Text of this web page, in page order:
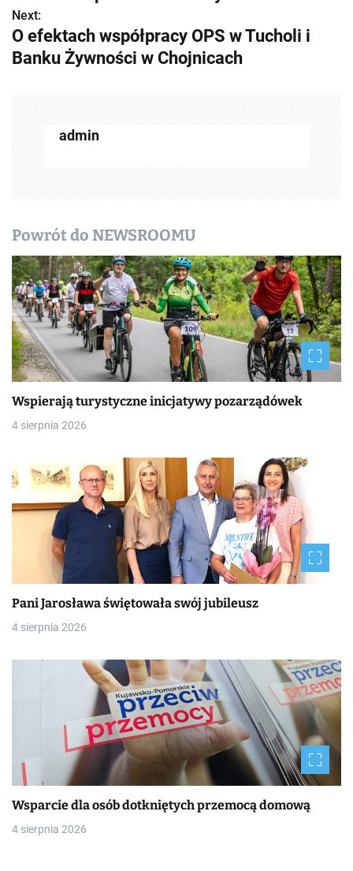
b
a
s
y
Next:
O efektach współpracy OPS w Tucholi i
Banku Żywności w Chojnicach
admin
Powrót do NEWSROOMU
Wspierają turystyczne inicjatywy pozarządówek
4 sierpnia 2026
Pani Jarosława świętowała swój jubileusz
4 sierpnia 2026
Wsparcie dla osób dotkniętych przemocą domową
4 sierpnia 2026